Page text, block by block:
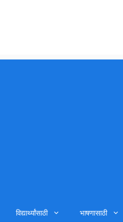
विद्यार्थ्यांसाठी भाषणासाठी